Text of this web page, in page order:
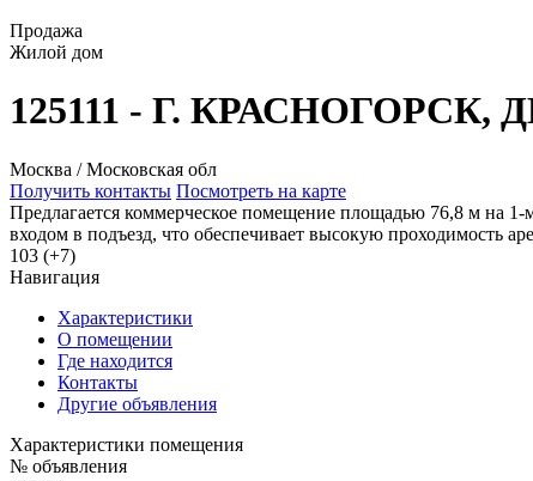
Продажа
Жилой дом
125111 - Г.
Москва / Московская обл
Получить контакты Посмотреть на карте
Предлагается коммерческое помещение площадью 76,8 м на
входом в подъезд, что обеспечивает высокую проходимость
103 (+7)
Навигация
Характеристики
О помещении
Где находится
Контакты
Другие объявления
Характеристики помещения
№ объявления